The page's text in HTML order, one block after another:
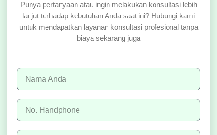
Punya pertanyaan atau ingin melakukan konsultasi lebih
lanjut terhadap kebutuhan Anda saat ini? Hubungi kami
untuk mendapatkan layanan konsultasi profesional tanpa
biaya sekarang juga